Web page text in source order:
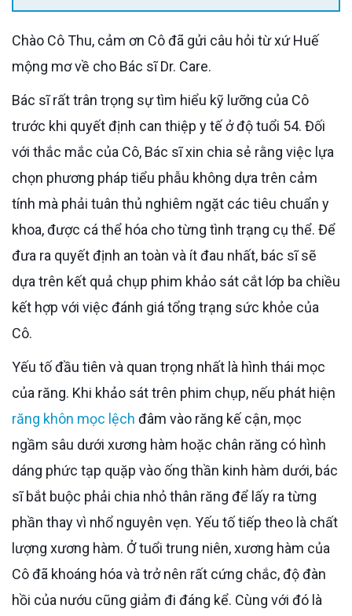
Chào Cô Thu, cảm ơn Cô đã gửi câu hỏi từ xứ Huế
mộng mơ về cho Bác sĩ Dr. Care.
Bác sĩ rất trân trọng sự tìm hiểu kỹ lưỡng của Cô
trước khi quyết định can thiệp y tế ở độ tuổi 54. Đối
với thắc mắc của Cô, Bác sĩ xin chia sẻ rằng việc lựa
chọn phương pháp tiểu phẫu không dựa trên cảm
tính mà phải tuân thủ nghiêm ngặt các tiêu chuẩn y
khoa, được cá thể hóa cho từng tình trạng cụ thể. Để
đưa ra quyết định an toàn và ít đau nhất, bác sĩ sẽ
dựa trên kết quả chụp phim khảo sát cắt lớp ba chiều
kết hợp với việc đánh giá tổng trạng sức khỏe của
Cô.
Yếu tố đầu tiên và quan trọng nhất là hình thái mọc
của răng. Khi khảo sát trên phim chụp, nếu phát hiện
răng khôn mọc lệch đâm vào răng kế cận, mọc
ngầm sâu dưới xương hàm hoặc chân răng có hình
dáng phức tạp quặp vào ống thần kinh hàm dưới, bác
sĩ bắt buộc phải chia nhỏ thân răng để lấy ra từng
phần thay vì nhổ nguyên vẹn. Yếu tố tiếp theo là chất
lượng xương hàm. Ở tuổi trung niên, xương hàm của
Cô đã khoáng hóa và trở nên rất cứng chắc, độ đàn
hồi của nướu cũng giảm đi đáng kể. Cùng với đó là